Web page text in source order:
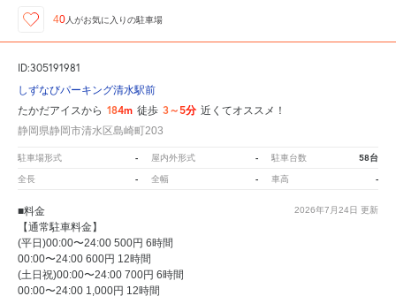
40人がお気に入りの駐車場
ID:305191981
しずなびパーキング清水駅前
たかだアイスから 184m 徒歩 3～5分 近くてオススメ！
静岡県静岡市清水区島崎町203
駐車場形式 - 屋内外形式 - 駐車台数 58台
全長 - 全幅 - 車高 -
2026年7月24日 更新
■料金
【通常駐車料金】
(平日)00:00〜24:00 500円 6時間
00:00〜24:00 600円 12時間
(土日祝)00:00〜24:00 700円 6時間
00:00〜24:00 1,000円 12時間